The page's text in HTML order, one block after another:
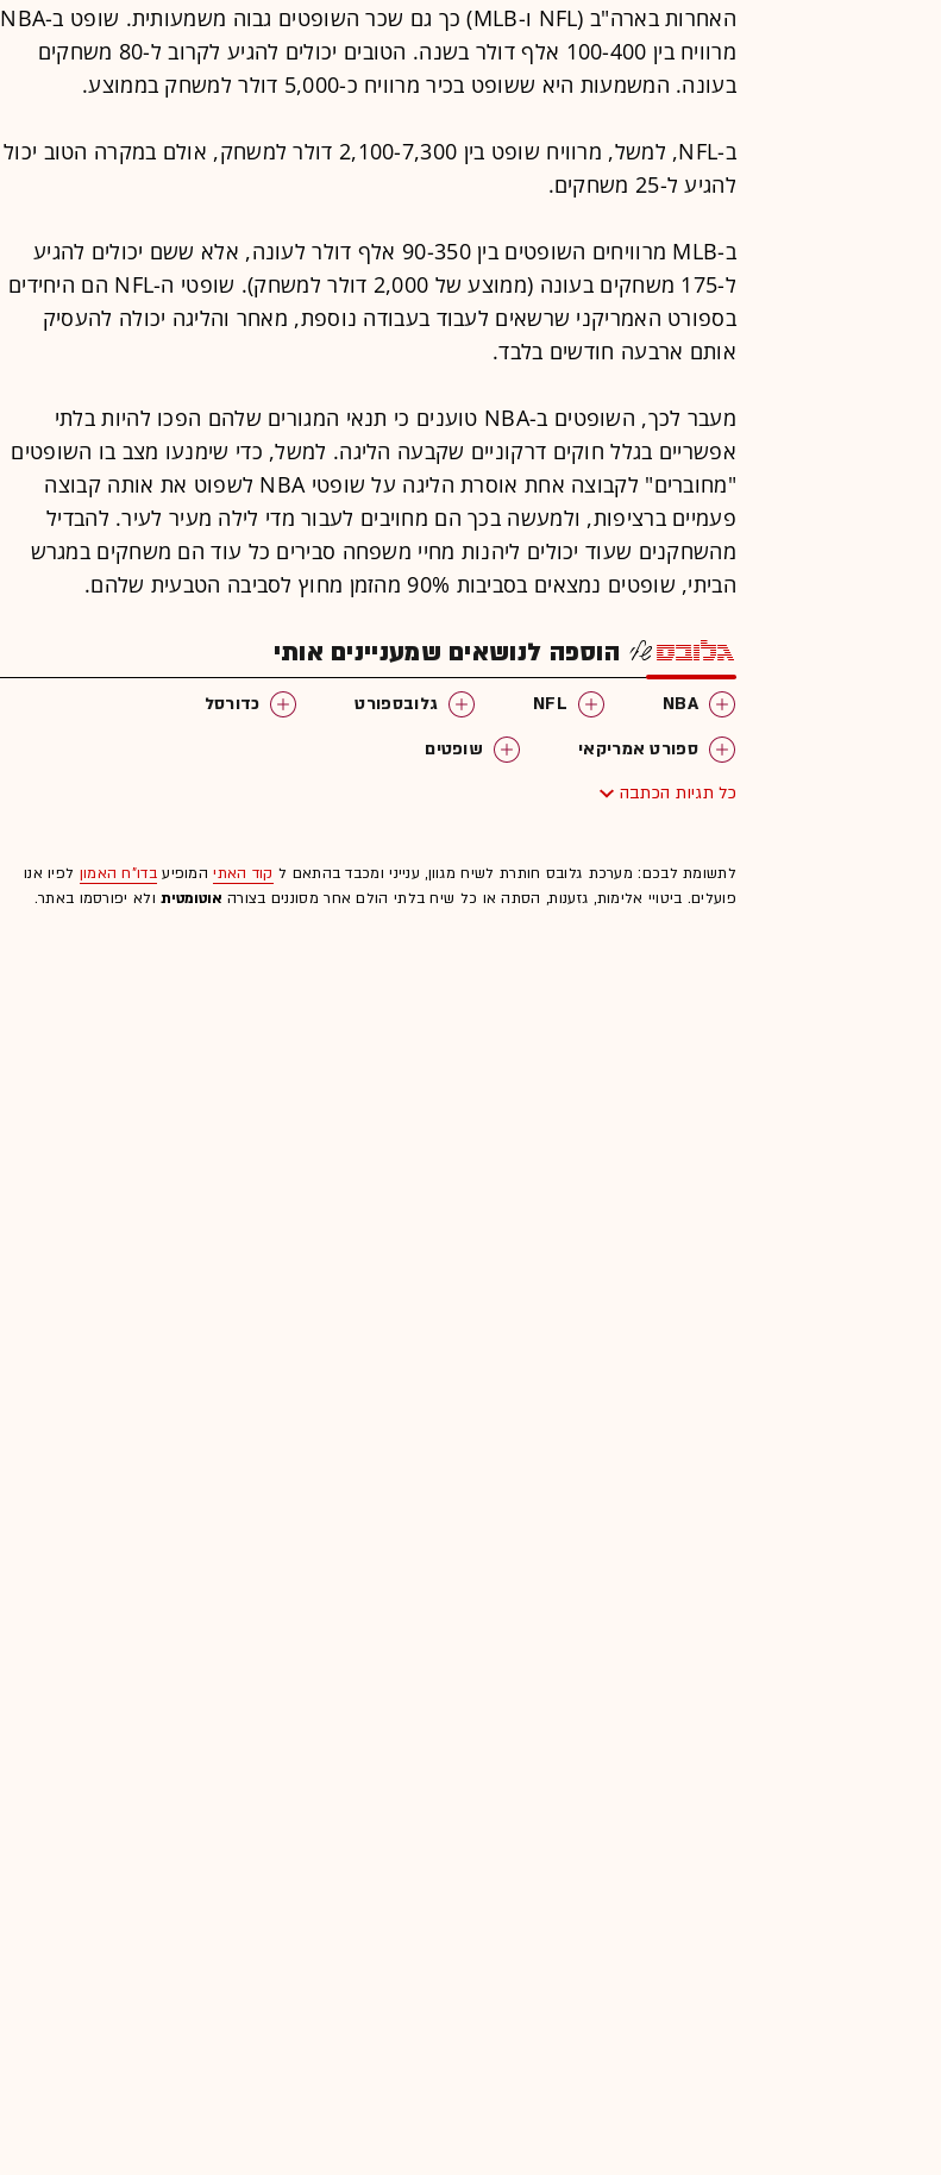
האחרות בארה"ב (NFL ו-MLB) כך גם שכר השופטים גבוה משמעותית. שופט ב-NBA
מרוויח בין 100-400 אלף דולר בשנה. הטובים יכולים להגיע לקרוב ל-80 משחקים
בעונה. המשמעות היא ששופט בכיר מרוויח כ-5,000 דולר למשחק בממוצע.
ב-NFL, למשל, מרוויח שופט בין 2,100-7,300 דולר למשחק, אולם במקרה הטוב יכול
להגיע ל-25 משחקים.
ב-MLB מרוויחים השופטים בין 90-350 אלף דולר לעונה, אלא ששם יכולים להגיע
ל-175 משחקים בעונה (ממוצע של 2,000 דולר למשחק). שופטי ה-NFL הם היחידים
בספורט האמריקני שרשאים לעבוד בעבודה נוספת, מאחר והליגה יכולה להעסיק
אותם ארבעה חודשים בלבד.
מעבר לכך, השופטים ב-NBA טוענים כי תנאי המגורים שלהם הפכו להיות בלתי
אפשריים בגלל חוקים דרקוניים שקבעה הליגה. למשל, כדי שימנעו מצב בו השופטים
"מחוברים" לקבוצה אחת אוסרת הליגה על שופטי NBA לשפוט את אותה קבוצה
פעמיים ברציפות, ולמעשה בכך הם מחויבים לעבור מדי לילה מעיר לעיר. להבדיל
מהשחקנים שעוד יכולים ליהנות מחיי משפחה סבירים כל עוד הם משחקים במגרש
הביתי, שופטים נמצאים בסביבות 90% מהזמן מחוץ לסביבה הטבעית שלהם.
הוספה לנושאים שמעניינים אותי
NBA
NFL גלובספורט
כדורסל
ספורט אמריקאי
שופטים
כל תגיות הכתבה
לתשומת לבכם: מערכת גלובס חותרת לשיח מגוון, ענייני ומכבד בהתאם ל קוד האתיהמופיעבדו"ח האמון לפיו אנו
פועלים. ביטויי אלימות, גזענות, הסתה או כל שיח בלתי הולם אחר מסוננים בצורה אוטומטיתולא יפורסמו באתר.